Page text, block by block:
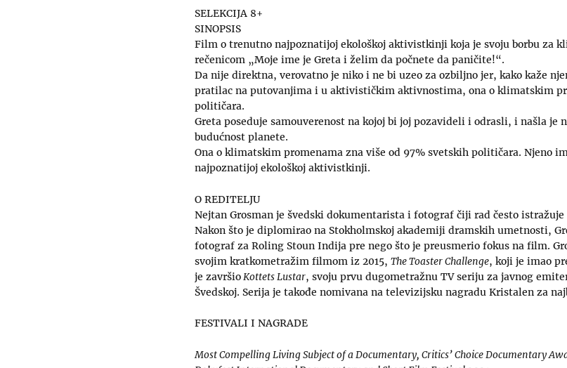
SELEKCIJA 8+
SINOPSIS
Film o trenutno najpoznatijoj ekološkoj aktivistkinji koja je svoju borbu za
rečenicom „Moje ime je Greta i želim da počnete da paničite!“.
Da nije direktna, verovatno je niko i ne bi uzeo za ozbiljno jer, kako kaže
pratilac na putovanjima i u aktivističkim aktivnostima, ona o klimatskim
političara.
Greta poseduje samouverenost na kojoj bi joj pozavideli i odrasli, i našla je
budućnost planete.
Ona o klimatskim promenama zna više od 97% svetskih političara. Njeno
najpoznatijoj ekološkoj aktivistkinji.
O REDITELJU
Nejtan Grosman je švedski dokumentarista i fotograf čiji rad često
Nakon što je diplomirao na Stokholmskoj akademiji dramskih umetnosti,
fotograf za Roling Stoun Indija pre nego što je preusmerio fokus na film.
svojim kratkometražim filmom iz 2015, The Toaster Challenge, koji je imao
je završioKottets Lustar, svoju prvu dugometražnu TV seriju za javnog
Švedskoj. Serija je takođe nomivana na televizijsku nagradu Kristalen za
FESTIVALI I NAGRADE
Most Compelling Living Subject of a Documentary, Critics’ Choice Documentary